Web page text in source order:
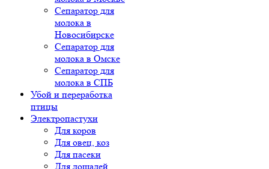
Сепаратор для
молока в
Новосибирске
Сепаратор для
молока в Омске
Сепаратор для
молока в СПБ
Убой и переработка
птицы
Электропастухи
Для коров
Для овец, коз
Для пасеки
Для лошадей